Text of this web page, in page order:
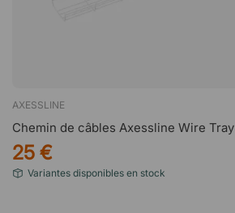
AXESSLINE
Chemin de câbles Axessline Wire Tray
25 €
Variantes disponibles en stock